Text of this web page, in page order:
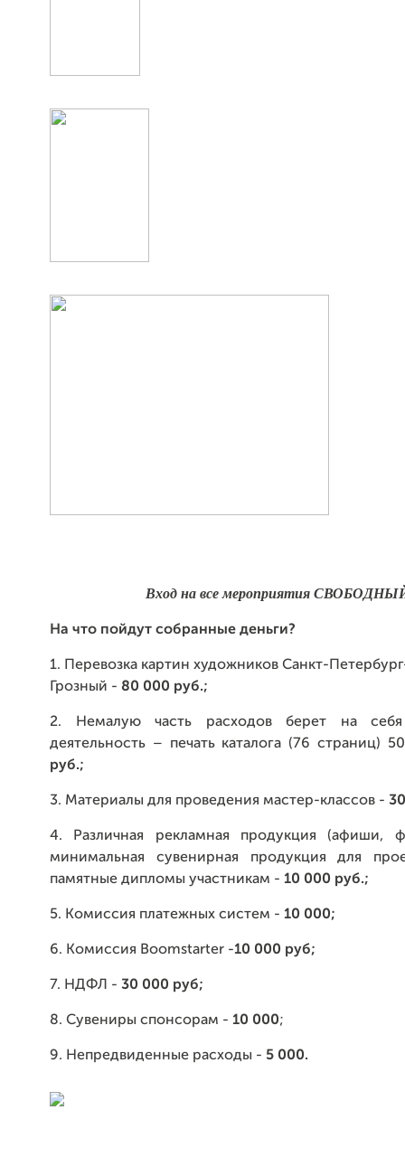
Вход на все мероприятия
На что пойдут собранные деньги?
1. Перевозка картин художников Санкт-
Грозный - 80 000 руб.;
2. Немалую часть расходов берет на себя
деятельность – печать каталога (76 страниц)
руб.;
3. Материалы для проведения мастер-классов -
4. Различная рекламная продукция (афиши,
минимальная сувенирная продукция для
памятные дипломы участникам - 10 000 руб.;
5. Комиссия платежных систем - 10 000;
6. Комиссия Boomstarter -10 000 руб;
7. НДФЛ - 30 000 руб;
8. Сувениры спонсорам - 10 000;
9. Непредвиденные расходы - 5 000.